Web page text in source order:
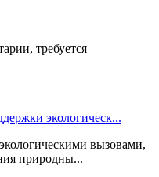
требуется
экологическ...
вызовами,
природны...